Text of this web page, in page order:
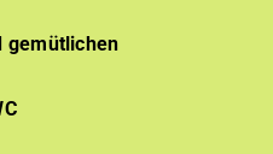
gemütlichen